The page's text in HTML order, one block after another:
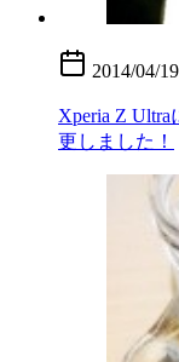
2014/04/19
Xperia Z
更しました！